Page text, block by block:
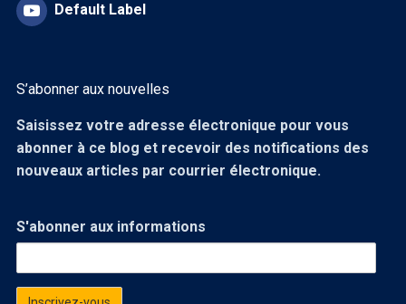
Default Label
S’abonner aux nouvelles
Saisissez votre adresse électronique pour vous
abonner à ce blog et recevoir des notifications des
nouveaux articles par courrier électronique.
S'abonner aux informations